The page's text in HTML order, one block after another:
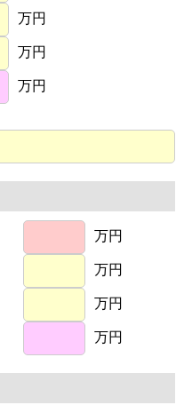
万円
万円
万円
万円
万円
万円
万円